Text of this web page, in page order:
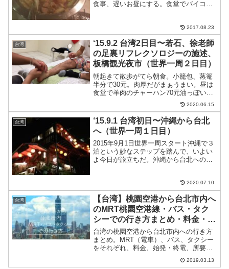
食事、遅いお昼にする。食堂でバイコー
スキャナーいろんな航空会社や旅行会社
を比較し...
2017.08.23
台湾
‘15.9.2 台湾2日目〜若石、徐老師
の足裏リフレクソロジーの施述、
板橋観光夜市（世界一周２日目）
朝起きて散歩がてら朝食。小籠包、蒸篭
半分で30元。肉厚だがまぁうまい。昼は
食堂で羊肉のチャーハン70元油っぽいが
まぁまぁ。台湾の食事は全体的に薄味で
いつもチリソースとか醤油とかたしてし
まう。国際若石、徐老師の施術14時から
国際若石健康研究会...
2020.06.15
台湾
‘15.9.1 台湾初日〜沖縄から台北
へ（世界一周１日目）
2015年9月1日世界一周スタート沖縄で３
泊という妙なステップを踏んで、いよい
よ今日が旅立ちだ。沖縄から台北へのフ
だとか。まずは、那覇空港までゆいレー
ルで行き、そ...
2020.07.10
台湾
【台湾】桃園空港から台北市内へ
のMRT桃園空港線・バス・タク
シーでの行き方まとめ・料金・所
要時間 ・始発/終電時刻
台湾の桃園空港から台北市内への行き方
まとめ。MRT（電車）、バス、タクシー
をそれぞれ、料金、始発・終電、所要時
間などを踏まえて比較しました。メリッ
ト・デメリットも書いています。
2019.03.13